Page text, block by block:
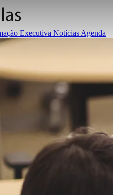
Executiva Notícias Agenda